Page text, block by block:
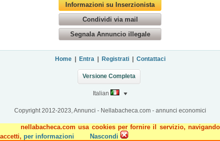
nellabacheca.com usa cookies per fornire il servizio, navigando
accetti, per informazioni Nascondi
Informazioni su Inserzionista
Condividi via mail
Segnala Annuncio illegale
Home| Entra Registrati| Contattaci
Versione Completa
Italian
Copyright 2012-2023, Annunci - Nellabacheca.com - annunci economici